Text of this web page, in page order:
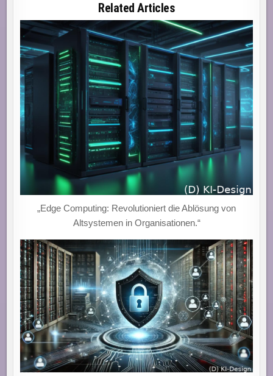
Related Articles
„Edge Computing: Revolutioniert die Ablösung von
Altsystemen in Organisationen.“